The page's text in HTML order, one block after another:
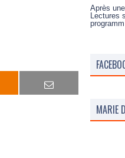
Après
Lectures
programm
MARIE